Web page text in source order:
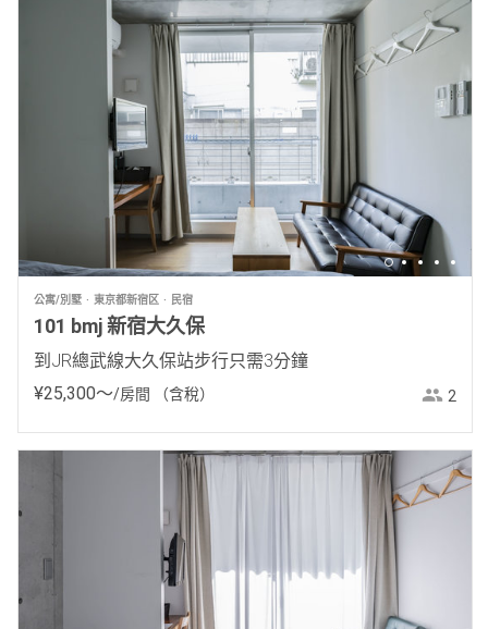
公寓/別墅 東京都新宿区 民宿
101 bmj 新宿大久保
到JR總武線大久保站步行只需3分鐘
¥25,300〜/房間 （含稅） 2